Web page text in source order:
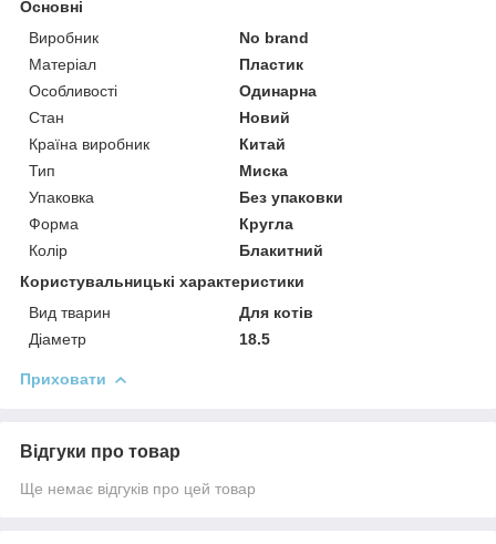
Основні
Виробник
No brand
Матеріал
Пластик
Особливості
Одинарна
Стан
Новий
Країна виробник
Китай
Тип
Миска
Упаковка
Без упаковки
Форма
Кругла
Колір
Блакитний
Користувальницькі характеристики
Вид тварин
Для котів
Діаметр
18.5
Приховати
Відгуки про товар
Ще немає відгуків про цей товар